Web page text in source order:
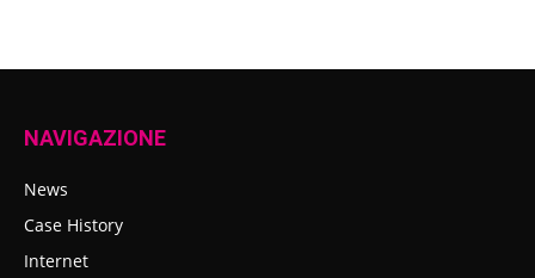
NAVIGAZIONE
News
Case History
Internet